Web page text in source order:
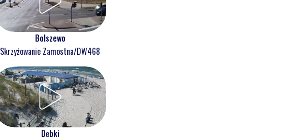
Bolszewo
Skrzyżowanie Zamostna/DW468
Dębki